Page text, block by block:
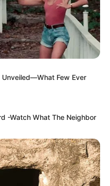
Few Ever
-Watch What The Neighbor